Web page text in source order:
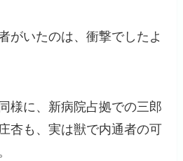
がいたのは、衝撃でしたよ
様に、新病院占拠での三郎
杏も、実は獣で内通者の可